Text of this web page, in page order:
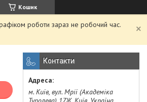
Кошик
роботи зараз не робочий час.
Контакти
м. Київ, вул. Мрії (Академіка